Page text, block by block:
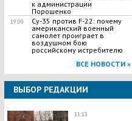
к администрации
Порошенко
19:00
Су-35 против F-22: почему
американский военный
самолет проиграет в
воздушном бою
российскому истребителю
ВСЕ НОВОСТИ »
ВЫБОР РЕДАКЦИИ
11:13